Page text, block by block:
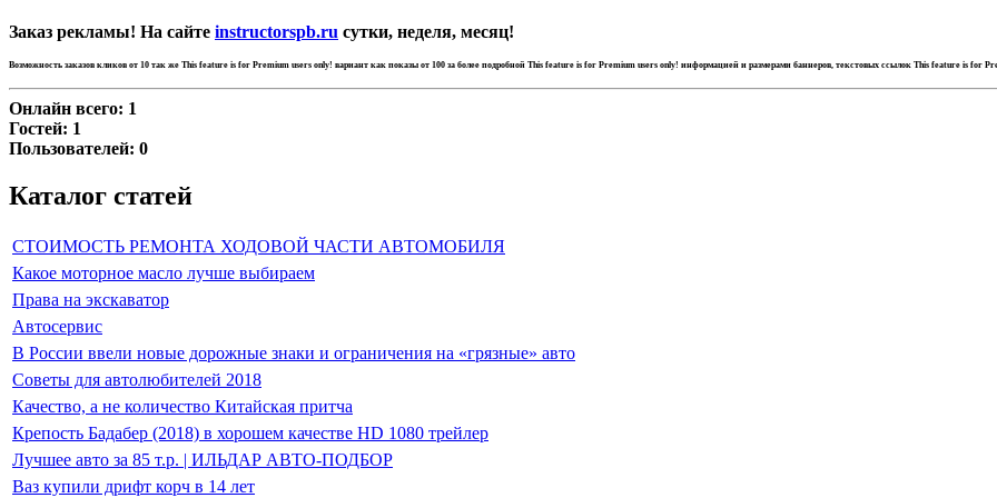
Заказ рекламы! На сайте instructorspb.ru сутки, неделя, месяц!
Возможность заказов кликов от 10 так же This feature is for Premium users only! вариант как показы от 100 за более подробной This feature is for Premium users only! информацией и размерами баннеров, текстовых ссылок This feature is for
Онлайн всего: 1
Гостей: 1
Пользователей: 0
Каталог статей
СТОИМОСТЬ РЕМОНТА ХОДОВОЙ ЧАСТИ АВТОМОБИЛЯ
Какое моторное масло лучше выбираем
Права на экскаватор
Автосервис
В России ввели новые дорожные знаки и ограничения на «грязные» авто
Советы для автолюбителей 2018
Качество, а не количество Китайская притча
Крепость Бадабер (2018) в хорошем качестве HD 1080 трейлер
Лучшее авто за 85 т.р. | ИЛЬДАР АВТО-ПОДБОР
Ваз купили дрифт корч в 14 лет